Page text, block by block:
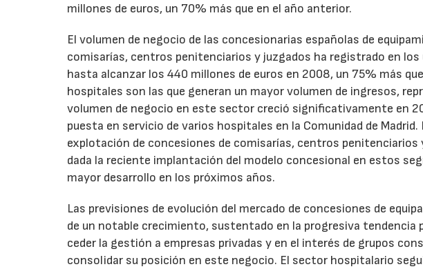
millones de euros, un 70% más que en el año anterior.
El volumen de negocio de las concesionarias españolas de
comisarías, centros penitenciarios y juzgados ha registrado en
hasta alcanzar los 440 millones de euros en 2008, un 75% más
hospitales son las que generan un mayor volumen de ingresos,
volumen de negocio en este sector creció significativamente en
puesta en servicio de varios hospitales en la Comunidad de
explotación de concesiones de comisarías, centros
dada la reciente implantación del modelo concesional en estos
mayor desarrollo en los próximos años.
Las previsiones de evolución del mercado de concesiones de
de un notable crecimiento, sustentado en la progresiva tendencia
ceder la gestión a empresas privadas y en el interés de grupos
consolidar su posición en este negocio. El sector hospitalario